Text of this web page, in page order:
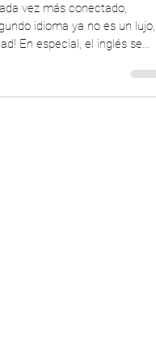
vez más conectado,
idioma ya no es un lujo,
En especial, el inglés se